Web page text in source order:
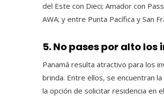
del Este con Dieci; Amador con
AWA; y entre Punta Pacífica y San
5. No pases por alto
Panamá resulta atractivo para los
brinda. Entre ellos, se encuentran
la opción de solicitar residencia en